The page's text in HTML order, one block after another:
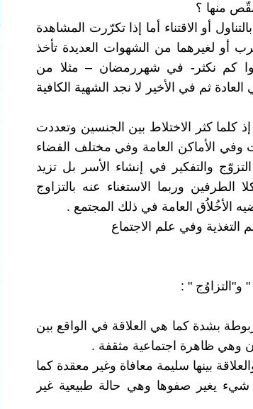
منها ؟
أو الاقتناء أما إذا تكرّرت المشاهدة
أو لغيرهما من الشهوات العديدة تأخذ
كم نكثر- في شهررمضان – مثلا من
ثم في الأخير لا نجد الشهية الكافية
كلما كثر الاختلاط بين الجنسين وتعددت
وفي الأماكن العامة وفي مختلف الفضاء
والتفكير في إنشاء الأسر بل تزيد
وربما الاستغناء عنه بالتزاوج
الأخُلاُق العامة في ذلك المجتمع .
وفي علم الاجتماع
و"التزاوُج " :
بشدة كما هي العلاقة في الواقع بين
وهي ظاهرة اجتماعية مثقفة .
بينها سليمة معافاة وغير معقدة كما
شيء يغير صفوها وهي حالة طبيعية غير